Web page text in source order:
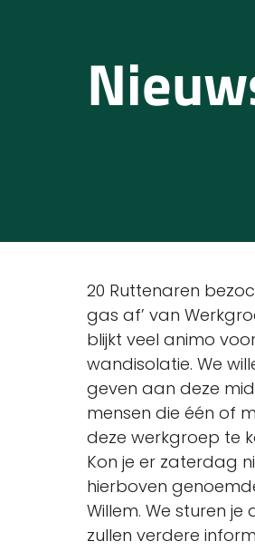
20 Ruttenaren
gas af’ van
blijkt veel animo
wandisolatie. We
geven aan deze
mensen die één of
deze werkgroep te
Kon je er zaterdag
hierboven
Willem. We sturen
zullen verdere